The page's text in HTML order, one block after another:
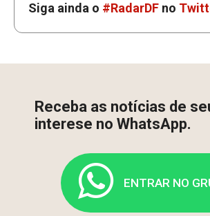
Siga ainda o #RadarDF no
Receba as notícias de
interese no WhatsApp.
ENTRAR NO